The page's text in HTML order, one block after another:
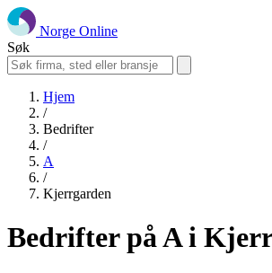
Norge Online
Søk
Hjem
/
Bedrifter
/
A
/
Kjerrgarden
Bedrifter på A i